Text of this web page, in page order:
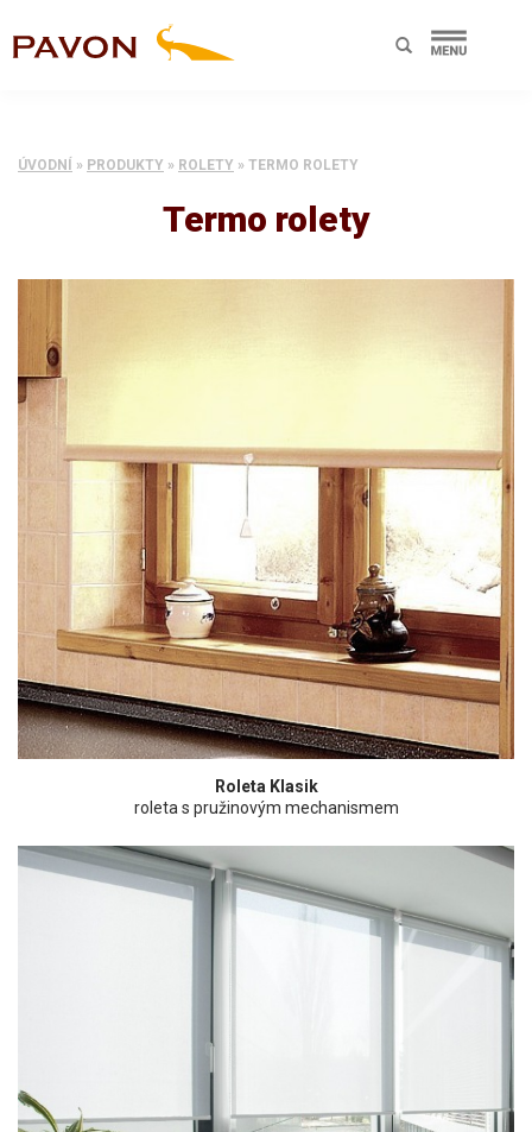
ÚVODNÍ » PRODUKTY » ROLETY » TERMO ROLETY
Termo rolety
Roleta Klasik
roleta s pružinovým mechanismem